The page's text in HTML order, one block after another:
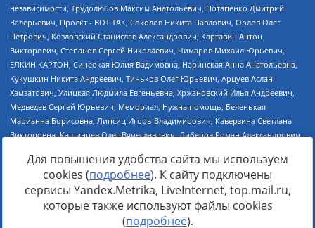
Источник:https://minjust.gov.ru/uploaded/files/reestr-
inostrannyih-agentov-22-03-2024.pdfданные на22.03.2024
Для повышения удобства сайта мы используем
cookies (подробнее). К сайту подключены
сервисы Yandex.Metrika, LiveInternet, top.mail.ru,
которые также используют файлы cookies
(подробнее).